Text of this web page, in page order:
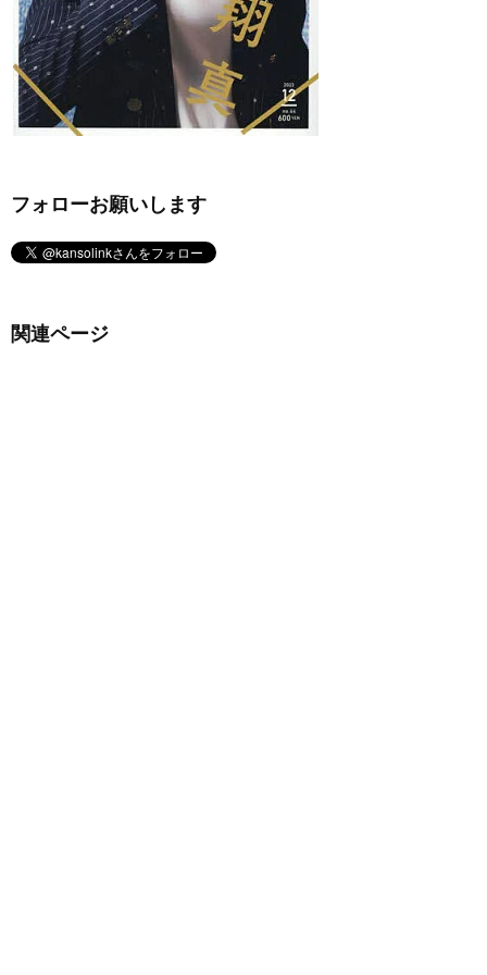
フォローお願いします
関連ページ